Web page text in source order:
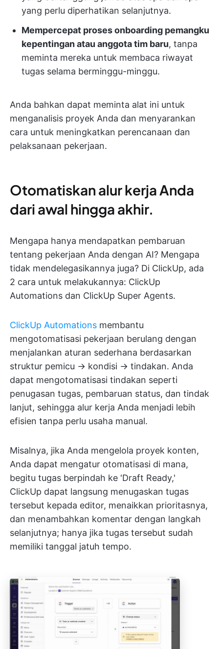
yang perlu diperhatikan selanjutnya.
Mempercepat proses onboarding pemangku
kepentingan atau anggota tim baru, tanpa
meminta mereka untuk membaca riwayat
tugas selama berminggu-minggu.
Anda bahkan dapat meminta alat ini untuk
menganalisis proyek Anda dan menyarankan
cara untuk meningkatkan perencanaan dan
pelaksanaan pekerjaan.
Otomatiskan alur kerja Anda
dari awal hingga akhir.
Mengapa hanya mendapatkan pembaruan
tentang pekerjaan Anda dengan AI? Mengapa
tidak mendelegasikannya juga? Di ClickUp, ada
2 cara untuk melakukannya: ClickUp
Automations dan ClickUp Super Agents.
ClickUp Automations membantu
mengotomatisasi pekerjaan berulang dengan
menjalankan aturan sederhana berdasarkan
struktur pemicu → kondisi → tindakan. Anda
dapat mengotomatisasi tindakan seperti
penugasan tugas, pembaruan status, dan tindak
lanjut, sehingga alur kerja Anda menjadi lebih
efisien tanpa perlu usaha manual.
Misalnya, jika Anda mengelola proyek konten,
Anda dapat mengatur otomatisasi di mana,
begitu tugas berpindah ke 'Draft Ready,'
ClickUp dapat langsung menugaskan tugas
tersebut kepada editor, menaikkan prioritasnya,
dan menambahkan komentar dengan langkah
selanjutnya; hanya jika tugas tersebut sudah
memiliki tanggal jatuh tempo.